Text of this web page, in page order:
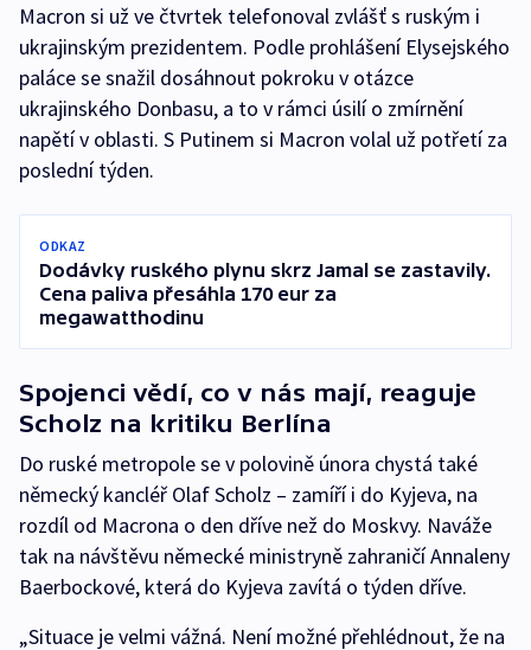
Macron si už ve čtvrtek telefonoval zvlášť s ruským i
ukrajinským prezidentem. Podle prohlášení Elysejského
paláce se snažil dosáhnout pokroku v otázce
ukrajinského Donbasu, a to v rámci úsilí o zmírnění
napětí v oblasti. S Putinem si Macron volal už potřetí za
poslední týden.
ODKAZ
Dodávky ruského plynu skrz Jamal se zastavily.
Cena paliva přesáhla 170 eur za
megawatthodinu
Spojenci vědí, co v nás mají, reaguje
Scholz na kritiku Berlína
Do ruské metropole se v polovině února chystá také
německý kancléř Olaf Scholz – zamíří i do Kyjeva, na
rozdíl od Macrona o den dříve než do Moskvy. Naváže
tak na návštěvu německé ministryně zahraničí Annaleny
Baerbockové, která do Kyjeva zavítá o týden dříve.
„Situace je velmi vážná. Není možné přehlédnout, že na